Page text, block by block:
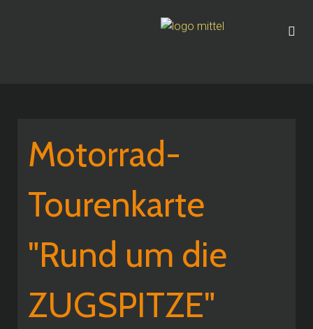
Motorrad-
Tourenkarte
"Rund um die
ZUGSPITZE"